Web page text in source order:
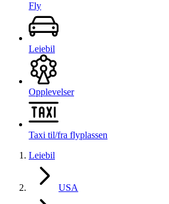
Fly
Leiebil
Opplevelser
Taxi til/fra flyplassen
Leiebil
USA